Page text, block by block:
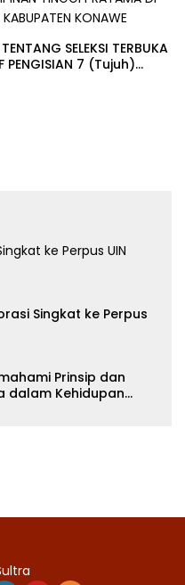
SELEKSI TERBUKA
PENGISIAN 7 (Tujuh)
Singkat ke Perpus
Prinsip dan
dalam Kehidupan